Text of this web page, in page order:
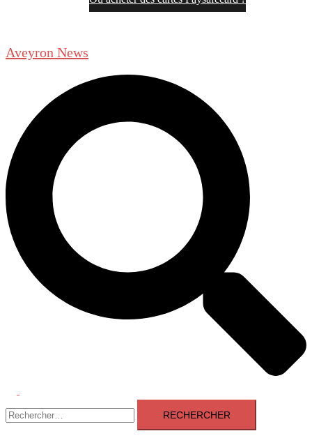
Aveyron News
le
menu
Rechercher :